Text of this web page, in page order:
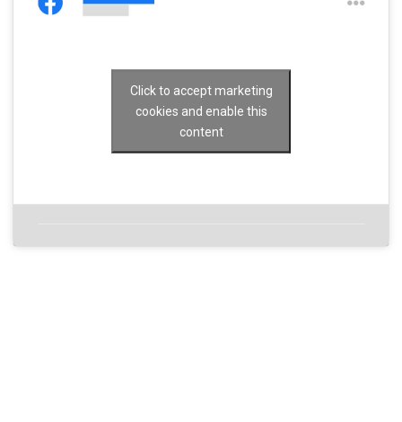
Click to accept marketing
cookies and enable this
content